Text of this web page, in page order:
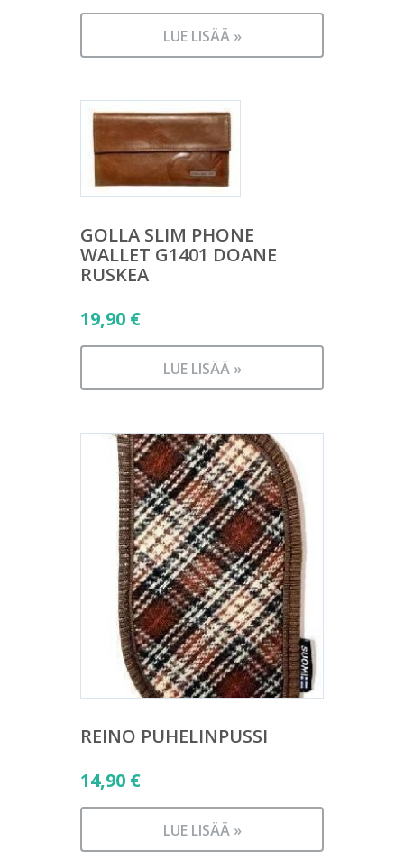
LUE LISÄÄ »
GOLLA SLIM PHONE
WALLET G1401 DOANE
RUSKEA
19,90 €
LUE LISÄÄ »
REINO PUHELINPUSSI
14,90 €
LUE LISÄÄ »